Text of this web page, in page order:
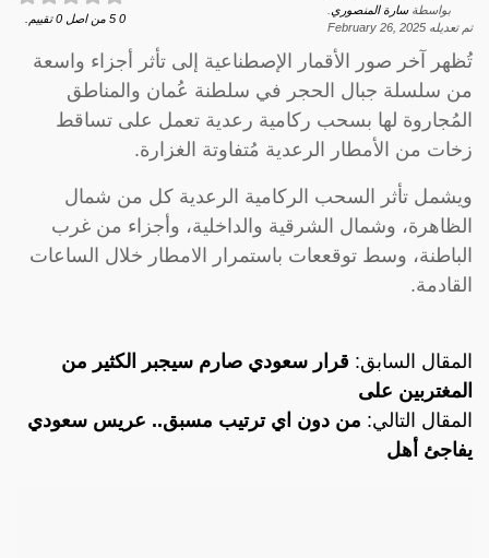
بواسطةسارة المنصوري
تم تعديله February 26, 2025
0
5 من اصل 0 تقييم.
تُظهر آخر صور الأقمار الإصطناعية إلى تأثر أجزاء واسعة
من سلسلة جبال الحجر في سلطنة عُمان والمناطق
المُجاروة لها بسحب ركامية رعدية تعمل على تساقط
زخات من الأمطار الرعدية مُتفاوتة الغزارة.
ويشمل تأثر السحب الركامية الرعدية كل من شمال
الظاهرة، وشمال الشرقية والداخلية، وأجزاء من غرب
الباطنة، وسط توقععات باستمرار الامطار خلال الساعات
القادمة.
المقال السابق: قرار سعودي صارم سيجبر الكثير من
المغتربين على
المقال التالي: من دون اي ترتيب مسبق.. عريس سعودي
يفاجئ أهل